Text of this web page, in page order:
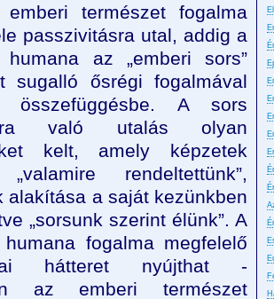
természet fogalma
passzivitásra utal, addig a
humana az „emberi sors”
sugalló ősrégi fogalmával
összefüggésbe. A sors
való utalás olyan
kelt, amely képzetek
rendeltettünk”,
alakítása a saját kezünkben
„sorsunk szerint élünk”. A
humana fogalma megfelelő
hátteret nyújthat -
az emberi természet